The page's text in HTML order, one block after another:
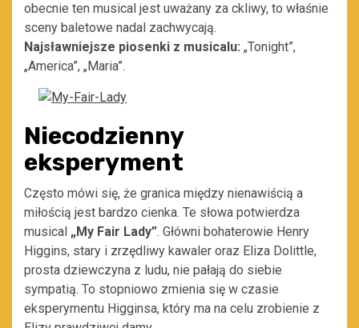
obecnie ten musical jest uważany za ckliwy, to właśnie
sceny baletowe nadal zachwycają.
Najsławniejsze piosenki z musicalu: „Tonight”,
„America”, „Maria”.
Niecodzienny
eksperyment
Często mówi się, że granica między nienawiścią a
miłością jest bardzo cienka. Te słowa potwierdza
musical „My Fair Lady”. Główni bohaterowie Henry
Higgins, stary i zrzędliwy kawaler oraz Eliza Dolittle,
prosta dziewczyna z ludu, nie pałają do siebie
sympatią. To stopniowo zmienia się w czasie
eksperymentu Higginsa, który ma na celu zrobienie z